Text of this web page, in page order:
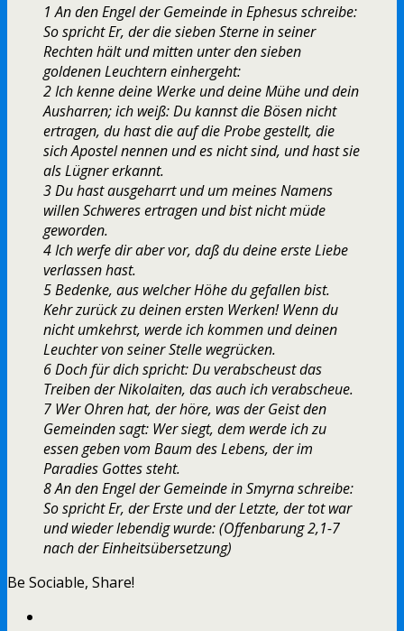
1 An den Engel der Gemeinde in Ephesus schreibe:
So spricht Er, der die sieben Sterne in seiner
Rechten hält und mitten unter den sieben
goldenen Leuchtern einhergeht:
2 Ich kenne deine Werke und deine Mühe und dein
Ausharren; ich weiß: Du kannst die Bösen nicht
ertragen, du hast die auf die Probe gestellt, die
sich Apostel nennen und es nicht sind, und hast sie
als Lügner erkannt.
3 Du hast ausgeharrt und um meines Namens
willen Schweres ertragen und bist nicht müde
geworden.
4 Ich werfe dir aber vor, daß du deine erste Liebe
verlassen hast.
5 Bedenke, aus welcher Höhe du gefallen bist.
Kehr zurück zu deinen ersten Werken! Wenn du
nicht umkehrst, werde ich kommen und deinen
Leuchter von seiner Stelle wegrücken.
6 Doch für dich spricht: Du verabscheust das
Treiben der Nikolaiten, das auch ich verabscheue.
7 Wer Ohren hat, der höre, was der Geist den
Gemeinden sagt: Wer siegt, dem werde ich zu
essen geben vom Baum des Lebens, der im
Paradies Gottes steht.
8 An den Engel der Gemeinde in Smyrna schreibe:
So spricht Er, der Erste und der Letzte, der tot war
und wieder lebendig wurde: (Offenbarung 2,1-7
nach der Einheitsübersetzung)
Be Sociable, Share!